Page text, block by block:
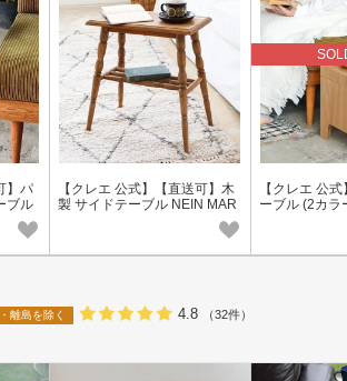
】パ
ブル
ーケ
【クレエ 公式】【直送可】木
製 サイドテーブル NEIN MAR
KE / ナインマーケ「2023新
【クレエ 公
ーブル (2カラ
離島を除く 4.8 （32件）